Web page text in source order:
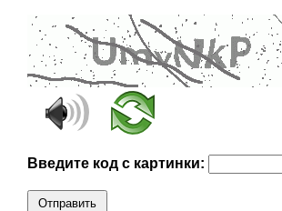
Введите код с картинки:
Отправить